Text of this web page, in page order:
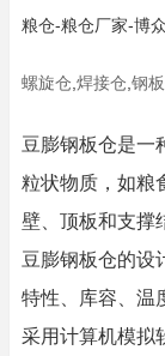
粮仓-粮仓厂家-博
螺旋仓 焊接仓 钢
豆膨钢板仓是一
粒状物质，如粮
壁、顶板和支撑
豆膨钢板仓的设
特性、库容、温
采用计算机模拟